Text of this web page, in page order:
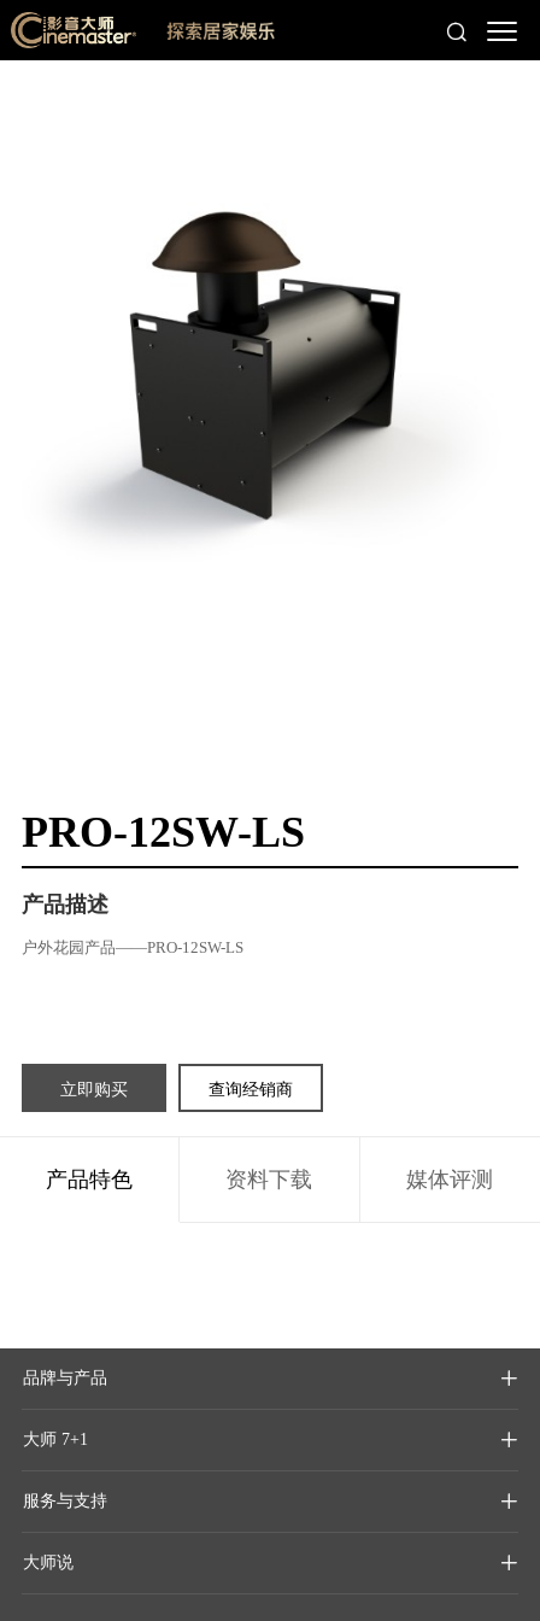
PRO-12SW-LS
产品描述
户外花园产品——PRO-12SW-LS
立即购买 查询经销商
产品特色 资料下载 媒体评测
品牌与产品 
大师 7+1 
服务与支持 
大师说 